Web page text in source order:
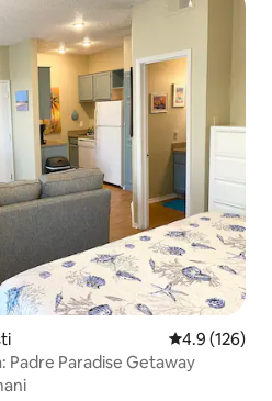
Ukadiriaji wa
4.9 (126)
Padre Paradise Getaway